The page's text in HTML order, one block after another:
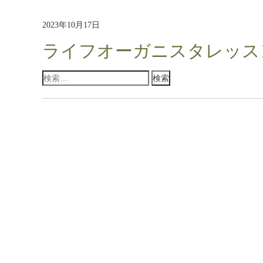
2023年10月17日
ライフオーガニスタレッス
検